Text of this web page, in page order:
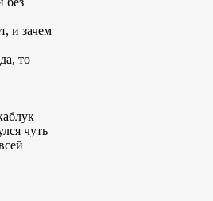
и зачем
то
чуть